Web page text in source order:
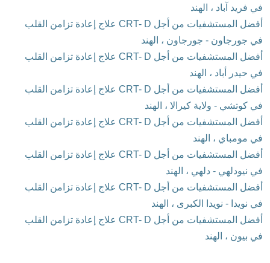
في فريد آباد ، الهند
أفضل المستشفيات من أجل CRT- D علاج إعادة تزامن القلب
في جورجاون - جورجاون ، الهند
أفضل المستشفيات من أجل CRT- D علاج إعادة تزامن القلب
في حيدر أباد ، الهند
أفضل المستشفيات من أجل CRT- D علاج إعادة تزامن القلب
في كوتشي - ولاية كيرالا ، الهند
أفضل المستشفيات من أجل CRT- D علاج إعادة تزامن القلب
في مومباي ، الهند
أفضل المستشفيات من أجل CRT- D علاج إعادة تزامن القلب
في نيودلهي - دلهي ، الهند
أفضل المستشفيات من أجل CRT- D علاج إعادة تزامن القلب
في نويدا - نويدا الكبرى ، الهند
أفضل المستشفيات من أجل CRT- D علاج إعادة تزامن القلب
في بيون ، الهند